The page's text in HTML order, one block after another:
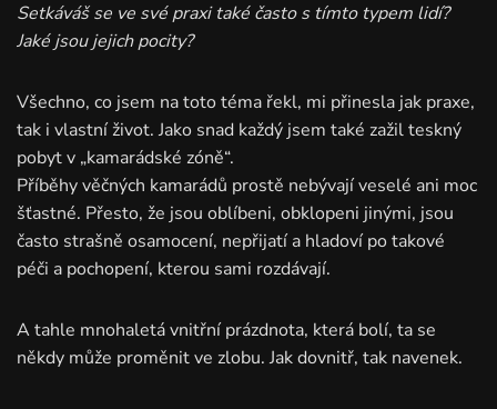
Setkáváš se ve své praxi také často s tímto typem lidí?
Jaké jsou jejich pocity?
Všechno, co jsem na toto téma řekl, mi přinesla jak praxe,
tak i vlastní život. Jako snad každý jsem také zažil teskný
pobyt v „kamarádské zóně“.
Příběhy věčných kamarádů prostě nebývají veselé ani moc
šťastné. Přesto, že jsou oblíbeni, obklopeni jinými, jsou
často strašně osamocení, nepřijatí a hladoví po takové
péči a pochopení, kterou sami rozdávají.
A tahle mnohaletá vnitřní prázdnota, která bolí, ta se
někdy může proměnit ve zlobu. Jak dovnitř, tak navenek.